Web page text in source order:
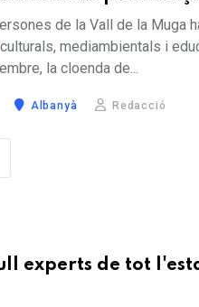
de la Vall de la Muga
mediambientals i
la cloenda de...
Albanyà Redacció
experts de tot